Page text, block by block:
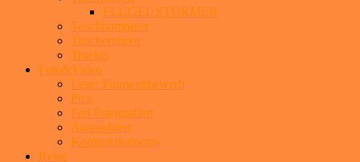
FLÜGEL STÜRMER
Tauchcomputer
Taucheruhren
Trockis
Foto&Video
Leser Fotowettbewerb
Pics
Frei Fotografiert
Ausprobiert
Kompaktkameras
Reise